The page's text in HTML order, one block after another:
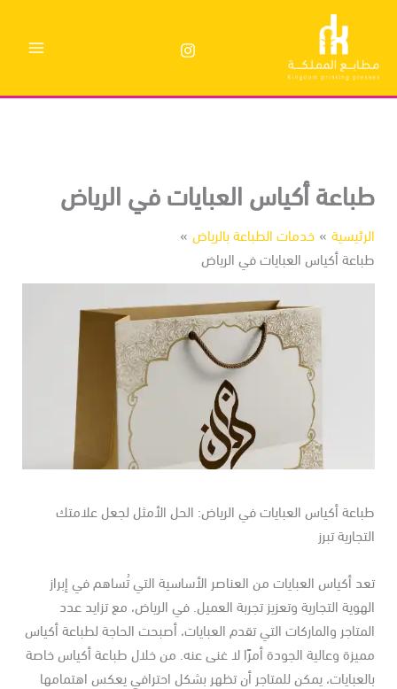
أكياس العبايات في الرياض
خدمات الطباعة بالرياض
أكياس العبايات في الرياض
أكياس العبايات في الرياض: الحل الأمثل لجعل علامتك
تبرز
أكياس العبايات من العناصر الأساسية التي تُساهم في إبراز
التجارية وتعزيز تجربة العميل. في الرياض، مع تزايد عدد
والماركات التي تقدم العبايات، أصبحت الحاجة لطباعة أكياس
وعالية الجودة أمرًا لا غنى عنه. من خلال طباعة أكياس خاصة
يمكن للمتاجر أن تظهر بشكل احترافي يعكس اهتمامها